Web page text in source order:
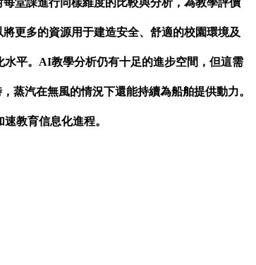
更多的資源用于建造安全、舒適的校園環境及
平。AI教學分析仍有十足的進步空間，但這需
蒸汽在無風的情況下還能持續為船舶提供動力。
教育信息化進程。